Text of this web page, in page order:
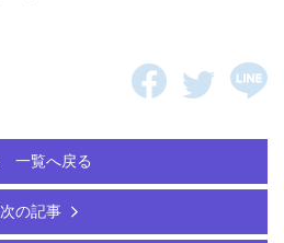
一覧へ戻る
次の記事